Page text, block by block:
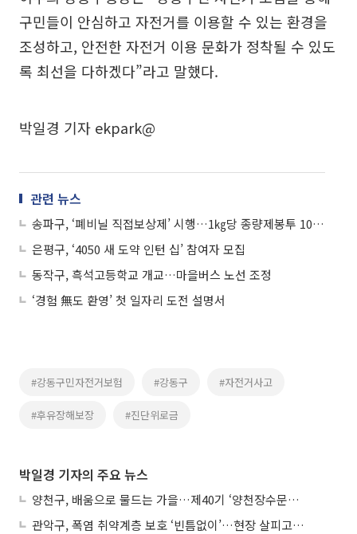
구민들이 안심하고 자전거를 이용할 수 있는 환경을
조성하고, 안전한 자전거 이용 문화가 정착될 수 있도
록 최선을 다하겠다”라고 말했다.
박일경 기자 ekpark@
관련 뉴스
송파구, ‘폐비닐 직접보상제’ 시행…1㎏당 종량제봉투 10ℓ 지급
은평구, ‘4050 새 도약 인턴 십’ 참여자 모집
동작구, 흑석고등학교 개교…마을버스 노선 조정
‘경험 無도 환영’ 첫 일자리 도전 설명서
#강동구민자전거보험 #강동구 #자전거사고
#후유장해보장 #진단위로금
박일경 기자의 주요 뉴스
양천구, 배움으로 물드는 가을…제40기 ‘양천장수문화대학’ 수강생 모집
관악구, 폭염 취약계층 보호 ‘빈틈없이’…현장 살피고 지원 넓힌다